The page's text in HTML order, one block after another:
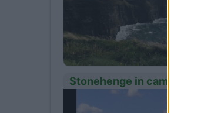
Stonehenge in camper